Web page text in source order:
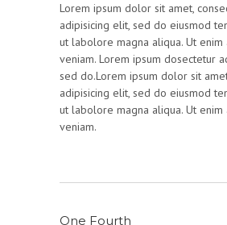
Lorem ipsum dolor sit amet,
adipisicing elit, sed do eiusmod
ut labolore magna aliqua. Ut enim
veniam. Lorem ipsum dosectetur
sed do.Lorem ipsum dolor sit
adipisicing elit, sed do eiusmod
ut labolore magna aliqua. Ut enim
veniam.
One Fourth